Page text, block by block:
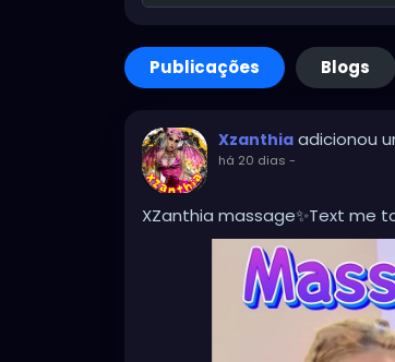
Publicações Blogs
Xzanthia adicionou
há 20 dias -
XZanthia massage✨Text me